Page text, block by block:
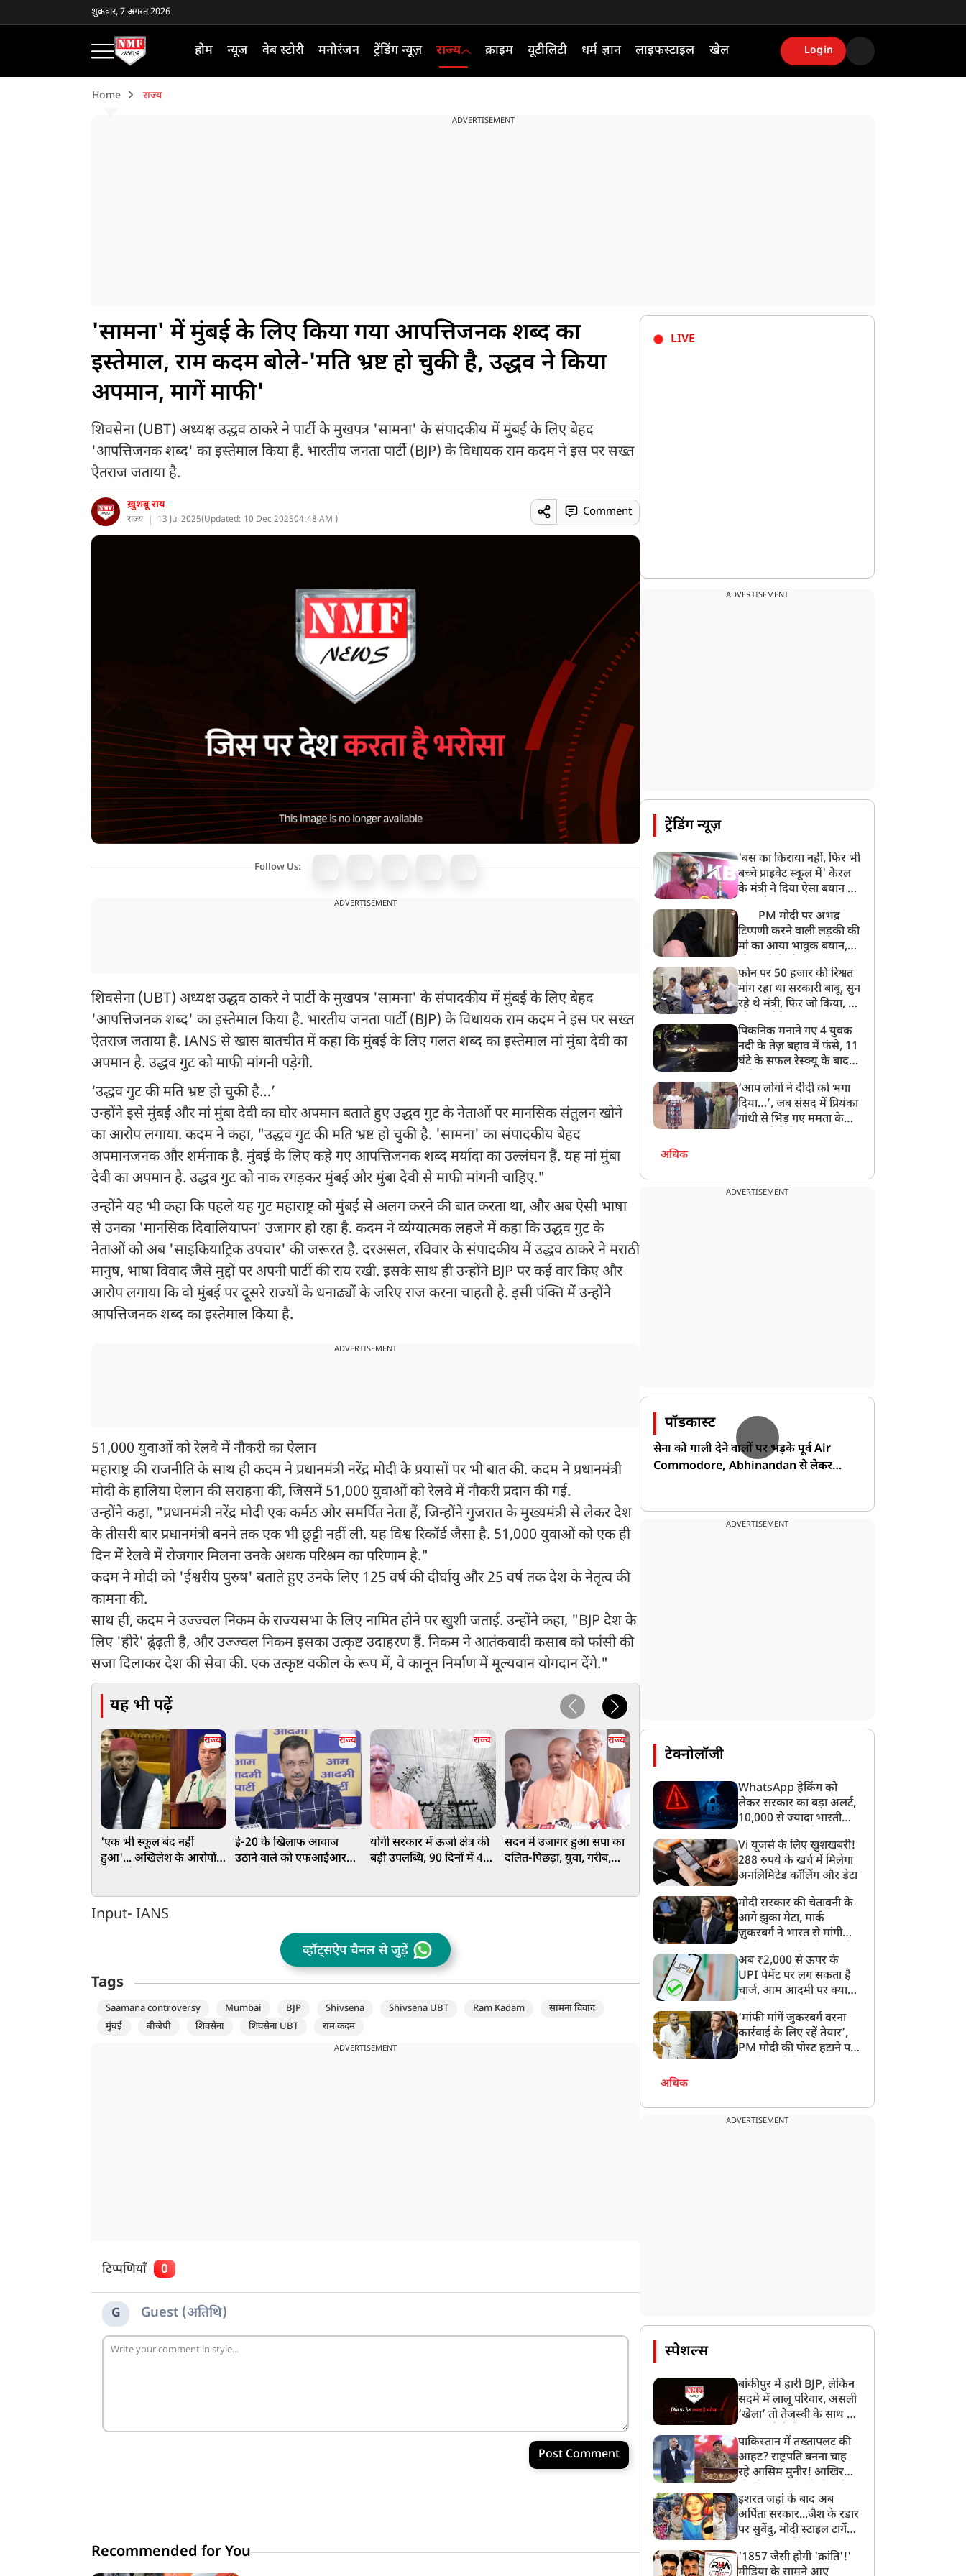
शुक्रवार, 7 अगस्त 2026
होम न्यूज वेब स्टोरी मनोरंजन ट्रेंडिंग न्यूज़ राज्य क्राइम यूटीलिटी धर्म ज्ञान लाइफस्टाइल खेल Login
Home राज्य
ADVERTISEMENT
'सामना' में मुंबई के लिए किया गया आपत्तिजनक शब्द का
इस्तेमाल, राम कदम बोले-'मति भ्रष्ट हो चुकी है, उद्धव ने किया
अपमान, मागें माफी'
शिवसेना (UBT) अध्यक्ष उद्धव ठाकरे ने पार्टी के मुखपत्र 'सामना' के संपादकीय में मुंबई के लिए बेहद
'आपत्तिजनक शब्द' का इस्तेमाल किया है. भारतीय जनता पार्टी (BJP) के विधायक राम कदम ने इस पर सख्त
ऐतराज जताया है.
ख़ुशबू राय
राज्य 13 Jul 2025(Updated: 10 Dec 202504:48 AM )
Comment
Follow Us:
ADVERTISEMENT
शिवसेना (UBT) अध्यक्ष उद्धव ठाकरे ने पार्टी के मुखपत्र 'सामना' के संपादकीय में मुंबई के लिए बेहद
'आपत्तिजनक शब्द' का इस्तेमाल किया है. भारतीय जनता पार्टी (BJP) के विधायक राम कदम ने इस पर सख्त
ऐतराज जताया है. IANS से खास बातचीत में कहा कि मुंबई के लिए गलत शब्द का इस्तेमाल मां मुंबा देवी का
अपमान है. उद्धव गुट को माफी मांगनी पड़ेगी.
‘उद्धव गुट की मति भ्रष्ट हो चुकी है…’
उन्होंने इसे मुंबई और मां मुंबा देवी का घोर अपमान बताते हुए उद्धव गुट के नेताओं पर मानसिक संतुलन खोने
का आरोप लगाया. कदम ने कहा, "उद्धव गुट की मति भ्रष्ट हो चुकी है. 'सामना' का संपादकीय बेहद
अपमानजनक और शर्मनाक है. मुंबई के लिए कहे गए आपत्तिजनक शब्द मर्यादा का उल्लंघन हैं. यह मां मुंबा
देवी का अपमान है. उद्धव गुट को नाक रगड़कर मुंबई और मुंबा देवी से माफी मांगनी चाहिए."
उन्होंने यह भी कहा कि पहले यह गुट महाराष्ट्र को मुंबई से अलग करने की बात करता था, और अब ऐसी भाषा
से उनका 'मानसिक दिवालियापन' उजागर हो रहा है. कदम ने व्यंग्यात्मक लहजे में कहा कि उद्धव गुट के
नेताओं को अब 'साइकियाट्रिक उपचार' की जरूरत है. दरअसल, रविवार के संपादकीय में उद्धव ठाकरे ने मराठी
मानुष, भाषा विवाद जैसे मुद्दों पर अपनी पार्टी की राय रखी. इसके साथ ही उन्होंने BJP पर कई वार किए और
आरोप लगाया कि वो मुंबई पर दूसरे राज्यों के धनाढ्यों के जरिए राज करना चाहती है. इसी पंक्ति में उन्होंने
आपत्तिजनक शब्द का इस्तेमाल किया है.
ADVERTISEMENT
51,000 युवाओं को रेलवे में नौकरी का ऐलान
महाराष्ट्र की राजनीति के साथ ही कदम ने प्रधानमंत्री नरेंद्र मोदी के प्रयासों पर भी बात की. कदम ने प्रधानमंत्री
मोदी के हालिया ऐलान की सराहना की, जिसमें 51,000 युवाओं को रेलवे में नौकरी प्रदान की गई.
उन्होंने कहा, "प्रधानमंत्री नरेंद्र मोदी एक कर्मठ और समर्पित नेता हैं, जिन्होंने गुजरात के मुख्यमंत्री से लेकर देश
के तीसरी बार प्रधानमंत्री बनने तक एक भी छुट्टी नहीं ली. यह विश्व रिकॉर्ड जैसा है. 51,000 युवाओं को एक ही
दिन में रेलवे में रोजगार मिलना उनके अथक परिश्रम का परिणाम है."
कदम ने मोदी को 'ईश्वरीय पुरुष' बताते हुए उनके लिए 125 वर्ष की दीर्घायु और 25 वर्ष तक देश के नेतृत्व की
कामना की.
साथ ही, कदम ने उज्ज्वल निकम के राज्यसभा के लिए नामित होने पर खुशी जताई. उन्होंने कहा, "BJP देश के
लिए 'हीरे' ढूंढ़ती है, और उज्ज्वल निकम इसका उत्कृष्ट उदाहरण हैं. निकम ने आतंकवादी कसाब को फांसी की
सजा दिलाकर देश की सेवा की. एक उत्कृष्ट वकील के रूप में, वे कानून निर्माण में मूल्यवान योगदान देंगे."
यह भी पढ़ें
राज्य
'एक भी स्कूल बंद नहीं
हुआ'... अखिलेश के आरोपों
दिया जवाब
राज्य
ई-20 के खिलाफ आवाज
उठाने वाले को एफआईआर
राज्य
योगी सरकार में ऊर्जा क्षेत्र की
बड़ी उपलब्धि, 90 दिनों में 49
राज्य
सदन में उजागर हुआ सपा का
दलित-पिछड़ा, युवा, गरीब,
डेयरी कॉन्क्लेव-2026: दुग्ध
उत्पादन में उत्तर प्रदेश देश में
प्रथम, 2.25 लाख रोजगार
सृजित
Assam Flood : हिमंता
सरकार का बड़ा ऐलान, बाढ़
पीड़ित छात्रों को मुफ्त किताबों
Input- IANS
व्हॉट्सऐप चैनल से जुड़ें
Tags
Saamana controversy Mumbai BJP Shivsena Shivsena UBT Ram Kadam
सामना विवाद
मुंबई
बीजेपी शिवसेना शिवसेना UBT राम कदम
ADVERTISEMENT
टिप्पणियाँ 0
G Guest (अतिथि)
Post Comment
Recommended for You
LIVE
ADVERTISEMENT
ट्रेंडिंग न्यूज़
'बस का किराया नहीं, फिर भी
बच्चे प्राइवेट स्कूल में' केरल
के मंत्री ने दिया ऐसा बयान की
PM मोदी पर अभद्र
टिप्पणी करने वाली लड़की की
मां का आया भावुक बयान,
बेटी को गोद लें प्रधानमंत्री
फोन पर 50 हजार की रिश्वत
मांग रहा था सरकारी बाबू, सुन
रहे थे मंत्री, फिर जो किया, वो
पिकनिक मनाने गए 4 युवक
नदी के तेज़ बहाव में फंसे, 11
घंटे के सफल रेस्क्यू के बाद
‘आप लोगों ने दीदी को भगा
दिया…’, जब संसद में प्रियंका
गांधी से भिड़ गए ममता के
अधिक
ADVERTISEMENT
पॉडकास्ट
सेना को गाली देने वालों पर भड़के पूर्व Air
Commodore, Abhinandan से लेकर
ADVERTISEMENT
टेक्नोलॉजी
WhatsApp हैकिंग को
लेकर सरकार का बड़ा अलर्ट,
10,000 से ज्यादा भारतीयों
गया
Vi यूजर्स के लिए खुशखबरी!
288 रुपये के खर्च में मिलेगा
अनलिमिटेड कॉलिंग और डेटा
मोदी सरकार की चेतावनी के
आगे झुका मेटा, मार्क
ज़ुकरबर्ग ने भारत से मांगी
अब ₹2,000 से ऊपर के
UPI पेमेंट पर लग सकता है
चार्ज, आम आदमी पर क्या
‘मांफी मांगें जुकरबर्ग वरना
कार्रवाई के लिए रहें तैयार’,
PM मोदी की पोस्ट हटाने पर
अधिक
ADVERTISEMENT
स्पेशल्स
बांकीपुर में हारी BJP, लेकिन
सदमे में लालू परिवार, असली
‘खेला’ तो तेजस्वी के साथ हो
पाकिस्तान में तख्तापलट की
आहट? राष्ट्रपति बनना चाह
रहे आसिम मुनीर! आखिर
बनाया मोहरा?
इशरत जहां के बाद अब
अर्पिता सरकार...जैश के रडार
पर सुवेंदु, मोदी स्टाइल टार्गेट
बड़ा एक्शन!
'1857 जैसी होगी 'क्रांति'!'
मीडिया के सामने आए